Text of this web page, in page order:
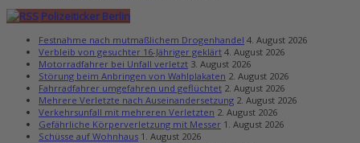
Polizeiticker Berlin
Festnahme nach mutmaßlichem Drogenhandel 4. August 2026
Verbleib von gesuchter 16-Jähriger geklärt 4. August 2026
Motorradfahrer bei Unfall verletzt 3. August 2026
Störung beim Anbringen von Wahlplakaten 2. August 2026
Fahrradfahrer umgefahren und geflüchtet 2. August 2026
Mehrere Verletzte nach Auseinandersetzung 2. August 2026
Verkehrsunfall mit mehreren Verletzten 2. August 2026
Gefährliche Körperverletzung mit Messer 1. August 2026
Schüsse auf Wohnhaus 1. August 2026